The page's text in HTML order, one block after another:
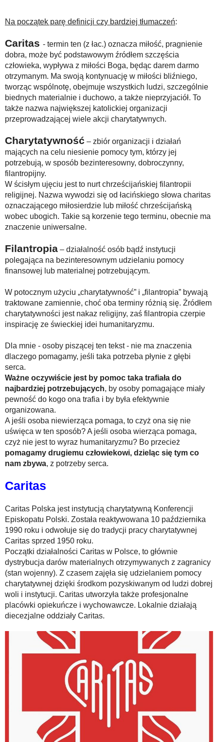
Na początek parę definicji czy bardziej tłumaczeń:
Caritas - termin ten (z łac.) oznacza miłość, pragnienie
dobra, może być podstawowym źródłem szczęścia
człowieka, wypływa z miłości Boga, będąc darem darmo
otrzymanym. Ma swoją kontynuację w miłości bliźniego,
tworząc wspólnotę, obejmuje wszystkich ludzi, szczególnie
biednych materialnie i duchowo, a także nieprzyjaciół. To
także nazwa największej katolickiej organizacji
przeprowadzającej wiele akcji charytatywnych.
Charytatywność – zbiór organizacji i działań
mających na celu niesienie pomocy tym, którzy jej
potrzebują, w sposób bezinteresowny, dobroczynny,
filantropijny.
W ścisłym ujęciu jest to nurt chrześcijańskiej filantropii
religijnej. Nazwa wywodzi się od łacińskiego słowa charitas
oznaczającego miłosierdzie lub miłość chrześcijańską
wobec ubogich. Takie są korzenie tego terminu, obecnie ma
znaczenie uniwersalne.
Filantropia – działalność osób bądź instytucji
polegająca na bezinteresownym udzielaniu pomocy
finansowej lub materialnej potrzebującym.
W potocznym użyciu „charytatywność” i „filantropia” bywają
traktowane zamiennie, choć oba terminy różnią się. Źródłem
charytatywności jest nakaz religijny, zaś filantropia czerpie
inspirację ze świeckiej idei humanitaryzmu.
Dla mnie - osoby piszącej ten tekst - nie ma znaczenia
dlaczego pomagamy, jeśli taka potrzeba płynie z głębi
serca.
Ważne oczywiście jest by pomoc taka trafiała do
najbardziej potrzebujących, by osoby pomagające miały
pewność do kogo ona trafia i by była efektywnie
organizowana.
A jeśli osoba niewierząca pomaga, to czyż ona się nie
uświęca w ten sposób? A jeśli osoba wierząca pomaga,
czyż nie jest to wyraz humanitaryzmu? Bo przecież
pomagamy drugiemu człowiekowi, dzieląc się tym co
nam zbywa, z potrzeby serca.
Caritas
Caritas Polska jest instytucją charytatywną Konferencji
Episkopatu Polski. Została reaktywowana 10 października
1990 roku i odwołuje się do tradycji pracy charytatywnej
Caritas sprzed 1950 roku.
Początki działalności Caritas w Polsce, to głównie
dystrybucja darów materialnych otrzymywanych z zagranicy
(stan wojenny). Z czasem zajęła się udzielaniem pomocy
charytatywnej dzięki środkom pozyskiwanym od ludzi dobrej
woli i instytucji. Caritas utworzyła także profesjonalne
placówki opiekuńcze i wychowawcze. Lokalnie działają
diecezjalne oddziały Caritas.